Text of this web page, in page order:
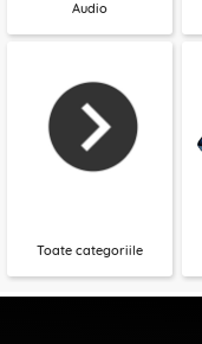
Audio
Toate categoriile